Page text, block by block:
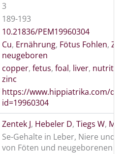
3
189-193
10.21836/PEM19960304
Cu, Ernährung, Fötus Fohlen, Zn
neugeboren
copper, fetus, foal, liver,
zinc
https://www.hippiatrika.com/
id=19960304
Zentek J, Hebeler D, Tiegs W,
Se-Gehalte in Leber, Niere und
von Föten und neugeborenen